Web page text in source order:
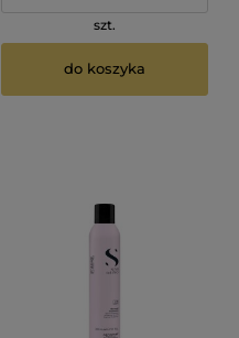
szt.
do koszyka